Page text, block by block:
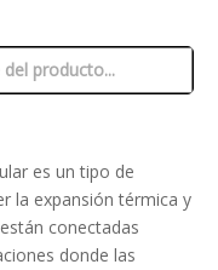
es un tipo de
la expansión térmica y
conectadas
donde las